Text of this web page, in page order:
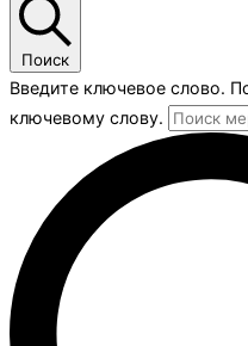
Поиск
Введите ключевое слово.
ключевому слову.